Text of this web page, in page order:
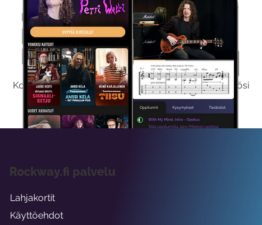
Kokeile Ilmaiseksi
Kokeilemalla ilmaiseksi saat koko sisältömme käyttöösi
viikon ajaksi.
Rockway.fi palvelu
Lahjakortit
Käyttöehdot